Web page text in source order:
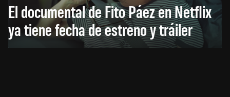
El documental de Fito Páez en Netflix
ya tiene fecha de estreno y tráiler